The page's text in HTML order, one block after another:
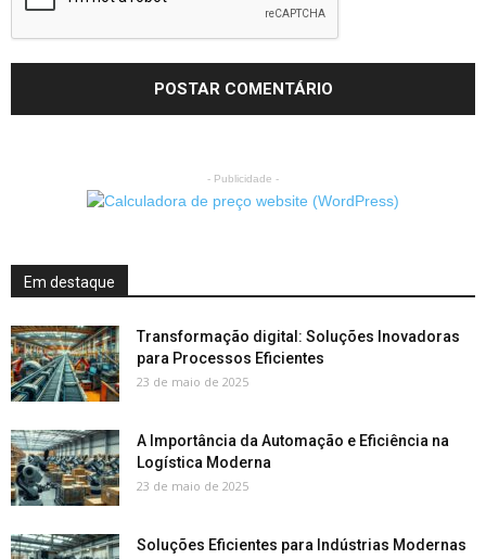
- Publicidade -
Em destaque
Transformação digital: Soluções Inovadoras
para Processos Eficientes
23 de maio de 2025
A Importância da Automação e Eficiência na
Logística Moderna
23 de maio de 2025
Soluções Eficientes para Indústrias Modernas